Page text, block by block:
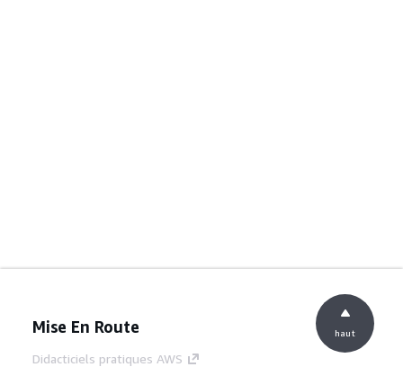
Mise En Route
Didacticiels pratiques AWS
haut